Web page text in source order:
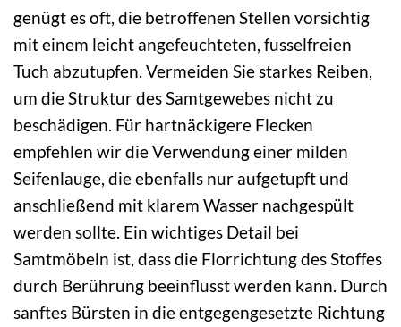
genügt es oft, die betroffenen Stellen vorsichtig
mit einem leicht angefeuchteten, fusselfreien
Tuch abzutupfen. Vermeiden Sie starkes Reiben,
um die Struktur des Samtgewebes nicht zu
beschädigen. Für hartnäckigere Flecken
empfehlen wir die Verwendung einer milden
Seifenlauge, die ebenfalls nur aufgetupft und
anschließend mit klarem Wasser nachgespült
werden sollte. Ein wichtiges Detail bei
Samtmöbeln ist, dass die Florrichtung des Stoffes
durch Berührung beeinflusst werden kann. Durch
sanftes Bürsten in die entgegengesetzte Richtung